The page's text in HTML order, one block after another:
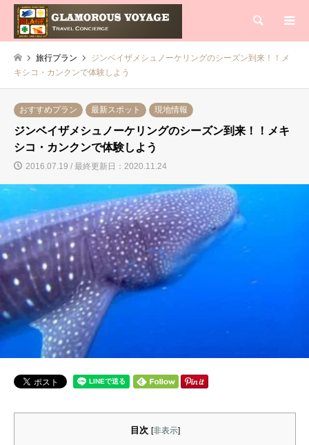
検索
旅行プラン
ジンベイザメシュノーケリングのシーズン到来！！メ
キシコ・カンクンで体験しよう
おすすめプラン 最新スポット 現地情報
ジンベイザメシュノーケリングのシーズン到来！！メキ
シコ・カンクンで体験しよう
2016.07.19 / 最終更新日：2020.11.24
目次 [非表示]